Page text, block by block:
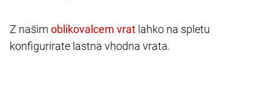
Z našim
lahko na spletu
konfigurirate lastna vhodna vrata.